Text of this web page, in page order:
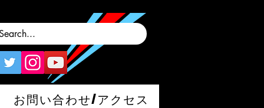
お問い合わせ/アクセス